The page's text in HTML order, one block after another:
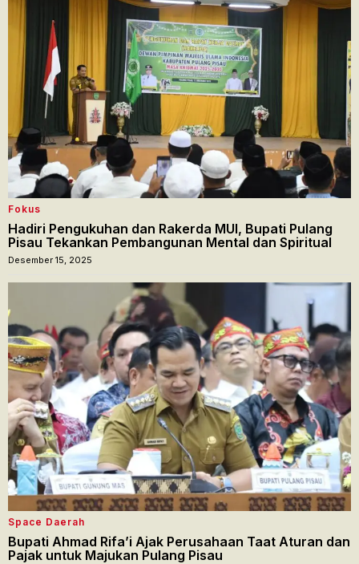
Fokus
Hadiri Pengukuhan dan Rakerda MUI, Bupati Pulang
Pisau Tekankan Pembangunan Mental dan Spiritual
Desember 15, 2025
Space Daerah
Bupati Ahmad Rifa’i Ajak Perusahaan Taat Aturan dan
Pajak untuk Majukan Pulang Pisau